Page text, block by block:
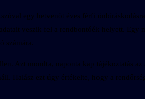
egy hetvenöt éves férfi
veszik fel a rendbontóék helyett. Egy
számára.
Azt mondta, naponta kap tájékoztatás
Halász ezt úgy értékelte, hogy a